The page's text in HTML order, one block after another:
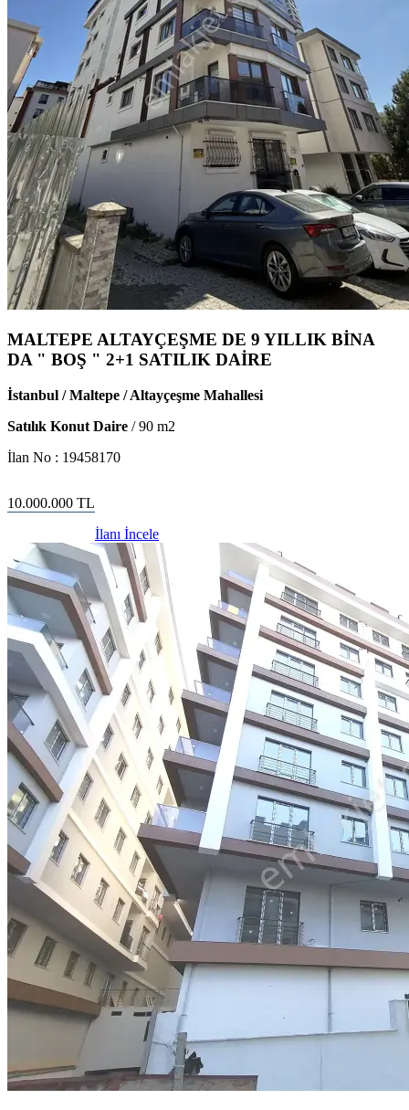
MALTEPE ALTAYÇEŞME DE 9 YILLIK BİNA
DA " BOŞ " 2+1 SATILIK DAİRE
İstanbul / Maltepe / Altayçeşme Mahallesi
Satılık Konut Daire /90 m2
İlan No : 19458170
10.000.000 TL
İlanı İncele